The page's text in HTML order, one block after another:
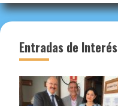
Entradas de Interés